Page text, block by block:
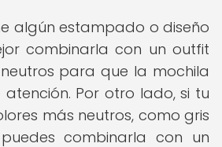
algún estampado o diseño
combinarla con un outfit
para que la mochila
Por otro lado, si tu
más neutros, como gris
combinarla con un